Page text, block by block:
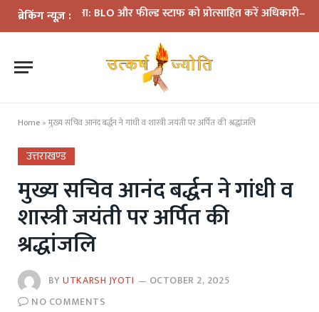
ब्रेकिंग न्यूज़ :
समीक्षा: BLO और फील्ड स्टाफ को प्रोत्साहित करें अधिकारी—मुख्य
Home »मुख्य सचिव आनंद बर्द्धन ने गांधी व शास्त्री जयंती पर अर्पित की श्रद्धांजलि
उत्तराखण्ड
मुख्य सचिव आनंद बर्द्धन ने गांधी व
शास्त्री जयंती पर अर्पित की
श्रद्धांजलि
BYUTKARSH JYOTI
OCTOBER 2, 2025
NO COMMENTS